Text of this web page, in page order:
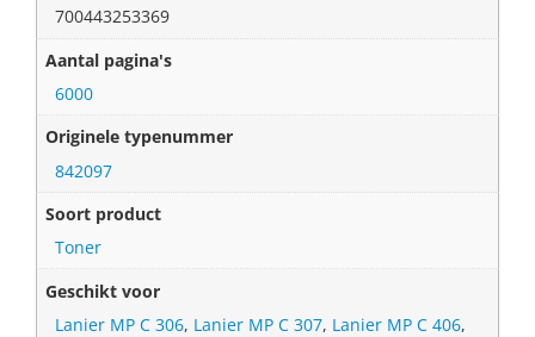
700443253369
Aantal pagina's
6000
Originele typenummer
842097
Soort product
Toner
Geschikt voor
Lanier MP C 306, Lanier MP C 307, Lanier MP C 406,